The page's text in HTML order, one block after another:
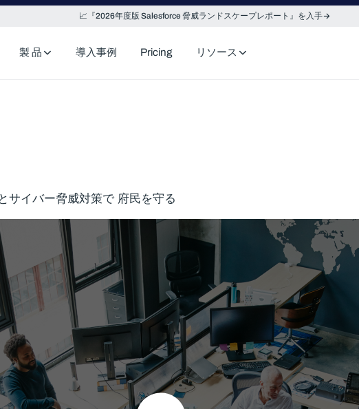
📈『2026年度版 Salesforce 脅威ランドスケープレポート』を入手
製 品 導入事例 Pricing リソース
サイバー脅威対策で 府民を守る